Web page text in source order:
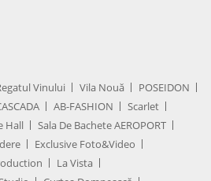
Vinului Vila Nouă
POSEIDON
AB-FASHION
Scarlet
Hall
Sala De Bachete AEROPORT
Exclusive Foto&Video
La Vista